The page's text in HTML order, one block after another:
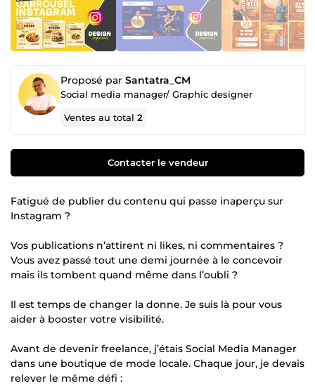
Proposé par Santatra_CM
Social media manager/ Graphic designer
Ventes au total2
Contacter le vendeur
Fatigué de publier du contenu qui passe inaperçu sur
Instagram ?
Vos publications n’attirent ni likes, ni commentaires ?
Vous avez passé tout une demi journée à le concevoir
mais ils tombent quand même dans l’oubli ?
Il est temps de changer la donne. Je suis là pour vous
aider à booster votre visibilité.
Avant de devenir freelance, j’étais Social Media Manager
dans une boutique de mode locale. Chaque jour, je devais
relever le même défi :